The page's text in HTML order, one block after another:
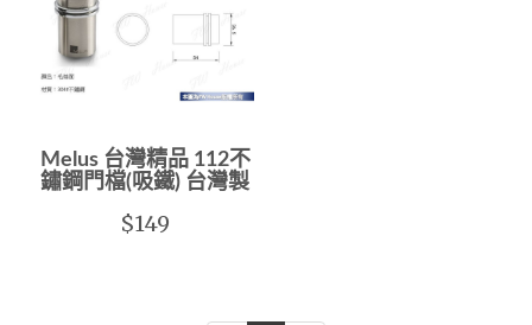
Melus 台灣精品 112不
鏽鋼門檔(吸鐵) 台灣製
$149